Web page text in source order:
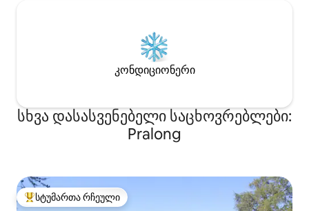
კონდიციონერი
სხვა დასასვენებელი საცხოვრებლები:
Pralong
სტუმართა რჩეული მოწინავე ვარიანტი
სტუმართა რჩეული